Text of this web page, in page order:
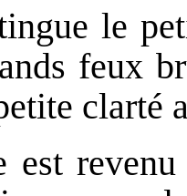
le
feux
clarté
est